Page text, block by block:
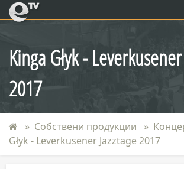
eTV
Kinga Głyk -
2017
Собствени продукции
Głyk - Leverkusener Jazztage 2017